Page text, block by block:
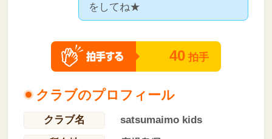
をしてね★
40 拍手
クラブのプロフィール
クラブ名
satsumaimo kids